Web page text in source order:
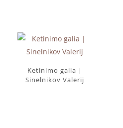
Ketinimo galia |
Sinelnikov Valerij